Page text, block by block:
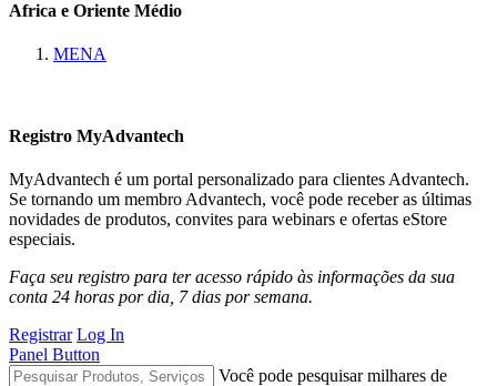
Africa e Oriente Médio
MENA
Registro MyAdvantech
MyAdvantech é um portal personalizado para clientes Advantech.
Se tornando um membro Advantech, você pode receber as últimas
novidades de produtos, convites para webinars e ofertas eStore
especiais.
Faça seu registro para ter acesso rápido às informações da sua
conta 24 horas por dia, 7 dias por semana.
Registrar Log In
Panel Button
Você pode pesquisar milhares de